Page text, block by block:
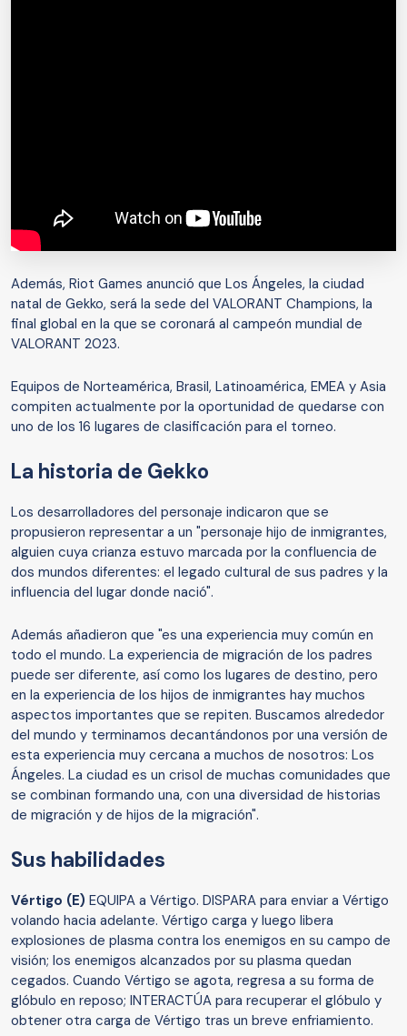
Además, Riot Games anunció que Los Ángeles, la ciudad
natal de Gekko, será la sede del VALORANT Champions, la
final global en la que se coronará al campeón mundial de
VALORANT 2023.
Equipos de Norteamérica, Brasil, Latinoamérica, EMEA y Asia
compiten actualmente por la oportunidad de quedarse con
uno de los 16 lugares de clasificación para el torneo.
La historia de Gekko
Los desarrolladores del personaje indicaron que se
propusieron representar a un "personaje hijo de inmigrantes,
alguien cuya crianza estuvo marcada por la confluencia de
dos mundos diferentes: el legado cultural de sus padres y la
influencia del lugar donde nació".
Además añadieron que "es una experiencia muy común en
todo el mundo. La experiencia de migración de los padres
puede ser diferente, así como los lugares de destino, pero
en la experiencia de los hijos de inmigrantes hay muchos
aspectos importantes que se repiten. Buscamos alrededor
del mundo y terminamos decantándonos por una versión de
esta experiencia muy cercana a muchos de nosotros: Los
Ángeles. La ciudad es un crisol de muchas comunidades que
se combinan formando una, con una diversidad de historias
de migración y de hijos de la migración".
Sus habilidades
Vértigo (E) EQUIPA a Vértigo. DISPARA para enviar a Vértigo
volando hacia adelante. Vértigo carga y luego libera
explosiones de plasma contra los enemigos en su campo de
visión; los enemigos alcanzados por su plasma quedan
cegados. Cuando Vértigo se agota, regresa a su forma de
glóbulo en reposo; INTERACTÚA para recuperar el glóbulo y
obtener otra carga de Vértigo tras un breve enfriamiento.